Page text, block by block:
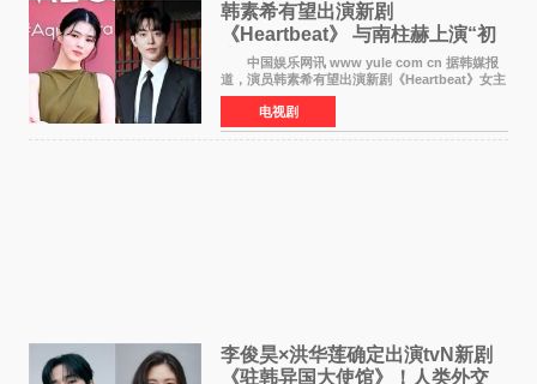
韩素希有望出演新剧
《Heartbeat》 与南柱赫上演“初
恋归来”奇幻罗曼史
中国娱乐网讯 www yule com cn 据韩媒报
道，演员韩素希有望出演新剧《Heartbeat》女主
角，与南柱赫合作，引发高度关注。 韩素希
在剧中饰演能够看到过去的女人洪莎朗一角，因
初恋的意外
电视剧
李俊昊×洪华莲确定出演tvN新剧
《驻韩异国大使馆》！人类外交